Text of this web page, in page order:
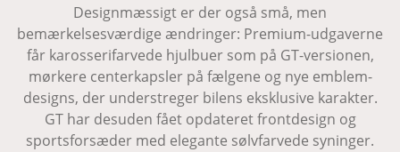
Designmæssigt er der også små, men
bemærkelsesværdige ændringer: Premium-udgaverne
får karosserifarvede hjulbuer som på GT-versionen,
mørkere centerkapsler på fælgene og nye emblem-
designs, der understreger bilens eksklusive karakter.
GT har desuden fået opdateret frontdesign og
sportsforsæder med elegante sølvfarvede syninger.